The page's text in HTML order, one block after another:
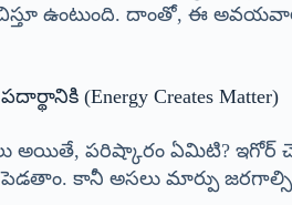
ఉంటుంది. దాంతో, ఈ
(Energy Creates Matter)
పరిష్కారం ఏమిటి? ఇగోర్ చెప్పే
పెడతాం. కానీ అసలు మార్పు